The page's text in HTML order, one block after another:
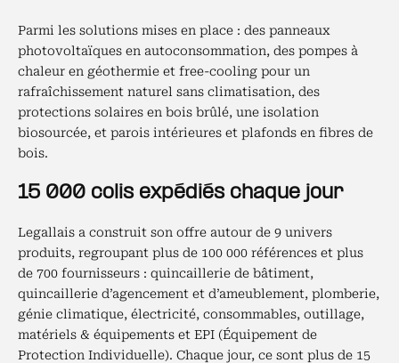
Parmi les solutions mises en place : des panneaux
photovoltaïques en autoconsommation, des pompes à
chaleur en géothermie et free-cooling pour un
rafraîchissement naturel sans climatisation, des
protections solaires en bois brûlé, une isolation
biosourcée, et parois intérieures et plafonds en fibres de
bois.
15 000 colis expédiés chaque jour
Legallais a construit son offre autour de 9 univers
produits, regroupant plus de 100 000 références et plus
de 700 fournisseurs : quincaillerie de bâtiment,
quincaillerie d’agencement et d’ameublement, plomberie,
génie climatique, électricité, consommables, outillage,
matériels & équipements et EPI (Équipement de
Protection Individuelle). Chaque jour, ce sont plus de 15